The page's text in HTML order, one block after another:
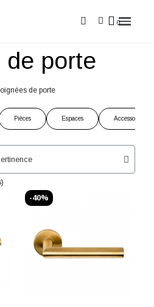
de porte
de porte
Pièces Espaces Accessoires
-40%